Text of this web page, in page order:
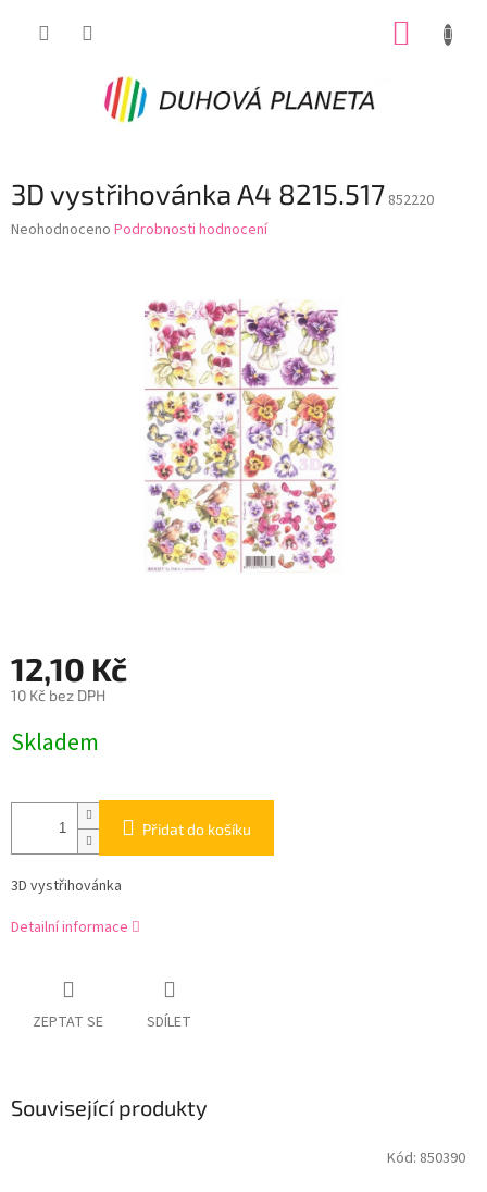
3D vystřihovánka A4 8215.517 852220
Průměrné
Neohodnoceno Podrobnosti hodnocení
12,10 Kč
10 Kč bez DPH
cena:
Skladem
Přidat do košíku
3D vystřihovánka
Detailní informace
ZEPTAT SE SDÍLET
Související produkty
Kód: 850390